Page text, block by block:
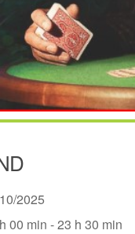
2025
00 min - 23 h 30 min